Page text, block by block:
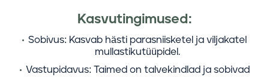
Kasvutingimused:
Sobivus: Kasvab hästi parasniisketel ja viljakatel
mullastikutüüpidel.
Vastupidavus: Taimed on talvekindlad ja sobivad